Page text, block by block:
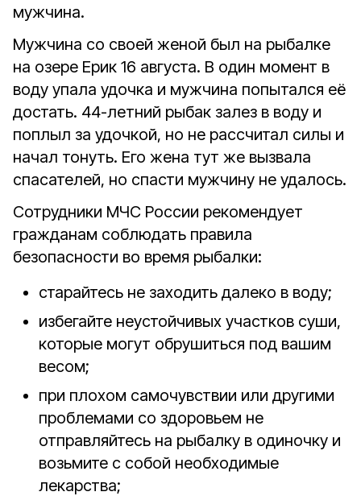
мужчина.
Мужчина со своей женой был на рыбалке
на озере Ерик 16 августа. В один момент в
воду упала удочка и мужчина попытался её
достать. 44-летний рыбак залез в воду и
поплыл за удочкой, но не рассчитал силы и
начал тонуть. Его жена тут же вызвала
спасателей, но спасти мужчину не удалось.
Сотрудники МЧС России рекомендует
гражданам соблюдать правила
безопасности во время рыбалки:
старайтесь не заходить далеко в воду;
избегайте неустойчивых участков суши,
которые могут обрушиться под вашим
весом;
при плохом самочувствии или другими
проблемами со здоровьем не
отправляйтесь на рыбалку в одиночку и
возьмите с собой необходимые
лекарства;